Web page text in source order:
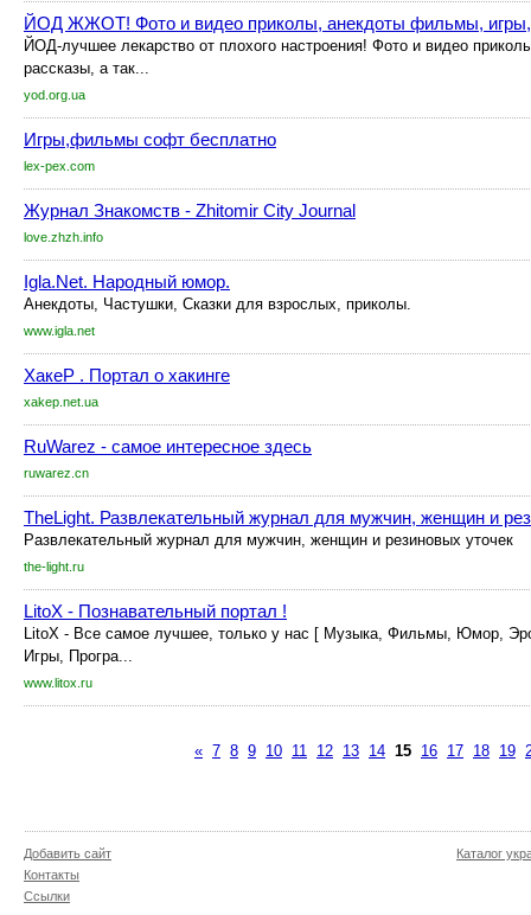
ЙОД ЖЖОТ! Фото и видео приколы, анекдоты фильмы,
ЙОД-лучшее лекарство от плохого настроения! Фото и видео
рассказы, а так...
yod.org.ua
Игры,фильмы софт бесплатно
lex-pex.com
Журнал Знакомств - Zhitomir City Journal
love.zhzh.info
Igla.Net. Народный юмор.
Анекдоты, Частушки, Сказки для взрослых, приколы.
www.igla.net
ХакеР . Портал о хакинге
xakep.net.ua
RuWarez - самое интересное здесь
ruwarez.cn
TheLight. Развлекательный журнал для мужчин, женщин и
Развлекательный журнал для мужчин, женщин и резиновых уточек
the-light.ru
LitoX - Познавательный портал !
LitoX - Все самое лучшее, только у нас [ Музыка, Фильмы, Юмор,
Игры, Програ...
www.litox.ru
« 7 8 9 10 11 12 13 14 15 16 17 18 19
Добавить сайт
Контакты
Ссылки
Каталог